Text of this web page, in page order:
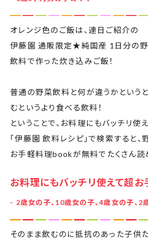
砂糖や食塩不使用なのが嬉しい
オレンジ色のご飯は、連日ご紹介の
伊藤園 通販限定★純国産 1日分の
飲料で作った炊き込みご飯！
普通の野菜飲料と何が違うかというと
ということで、お料理にもバッチリ使